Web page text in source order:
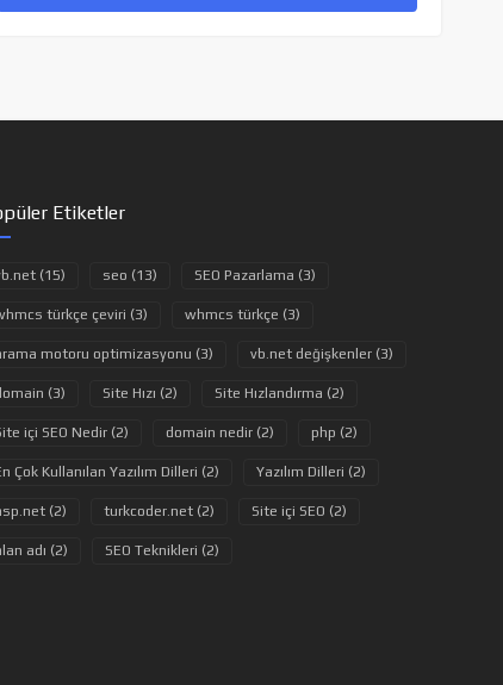
Etiketler
(15) seo (13) SEO Pazarlama (3)
türkçe çeviri (3) whmcs türkçe (3)
motoru optimizasyonu (3) vb.net değişkenler (3)
(3) Site Hızı (2) Site Hızlandırma (2)
içi SEO Nedir (2) domain nedir (2) php (2)
Çok Kullanılan Yazılım Dilleri (2) Yazılım Dilleri (2)
(2) turkcoder.net (2) Site içi SEO (2)
adı (2) SEO Teknikleri (2)